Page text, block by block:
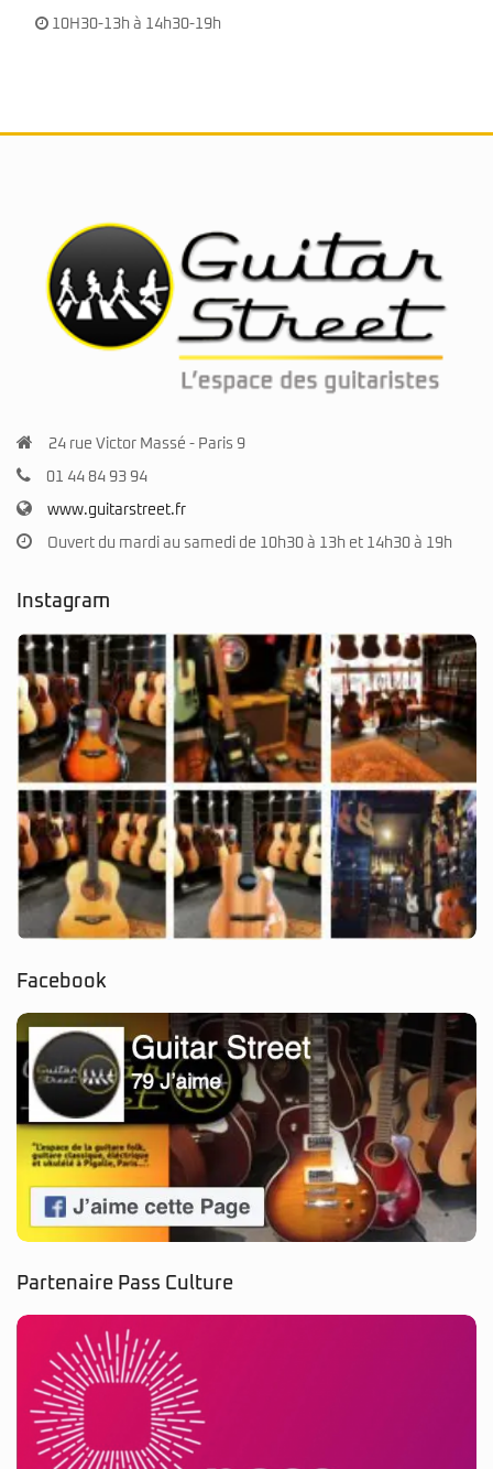
10H30-13h à 14h30-19h
24 rue Victor Massé - Paris 9
01 44 84 93 94
www.guitarstreet.fr
Ouvert du mardi au samedi de 10h30 à 13h et 14h30 à 19h
Instagram
Facebook
Partenaire Pass Culture